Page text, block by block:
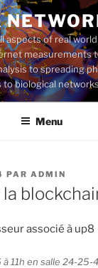
aspects of real
measurements
to spreading
biological
Menu
PAR ADMIN
associé à up8
à 11h en salle 24-25-